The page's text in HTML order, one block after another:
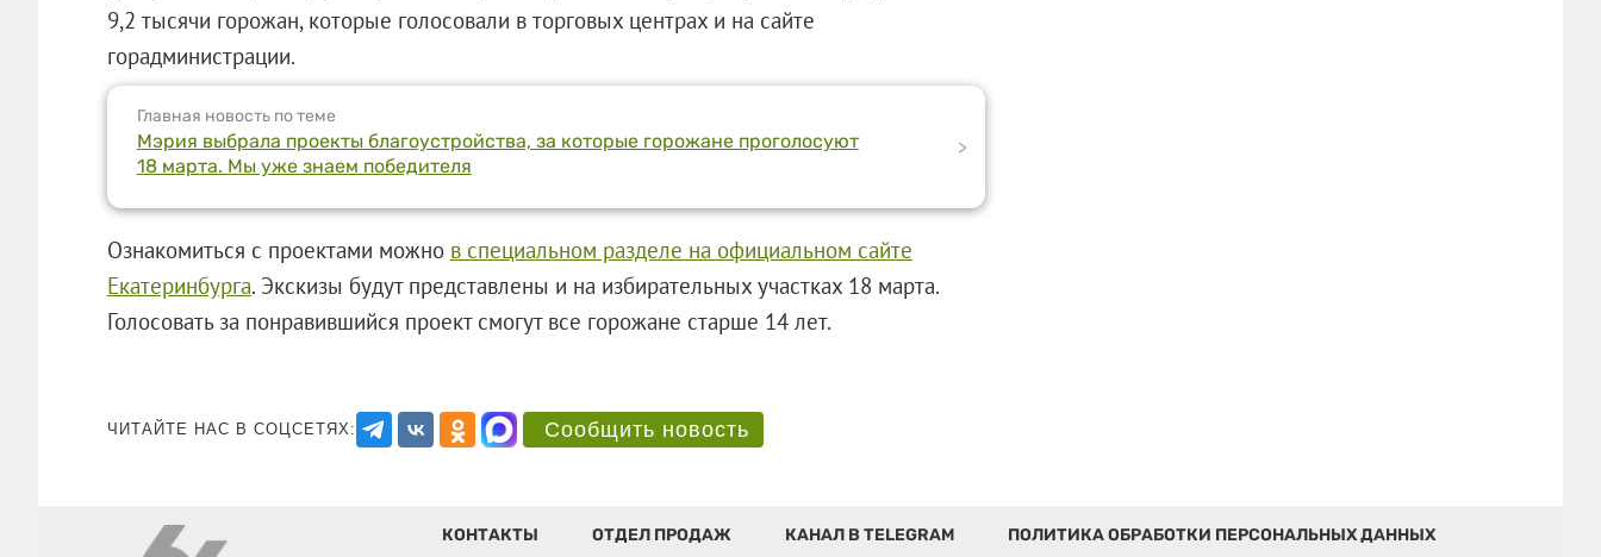
9,2 тысячи горожан, которые голосовали в торговых центрах и на сайте
горадминистрации.
Главная новость по теме
Мэрия выбрала проекты благоустройства, за которые горожане проголосуют
18 марта. Мы уже знаем победителя
>
Ознакомиться с проектами можно в специальном разделе на официальном сайте
Екатеринбурга. Экскизы будут представлены и на избирательных участках 18 марта.
Голосовать за понравившийся проект смогут все горожане старше 14 лет.
ЧИТАЙТЕ НАС В СОЦСЕТЯХ: Сообщить новость
КОНТАКТЫ ОТДЕЛ ПРОДАЖ КАНАЛ В TELEGRAM ПОЛИТИКА ОБРАБОТКИ ПЕРСОНАЛЬНЫХ ДАННЫХ